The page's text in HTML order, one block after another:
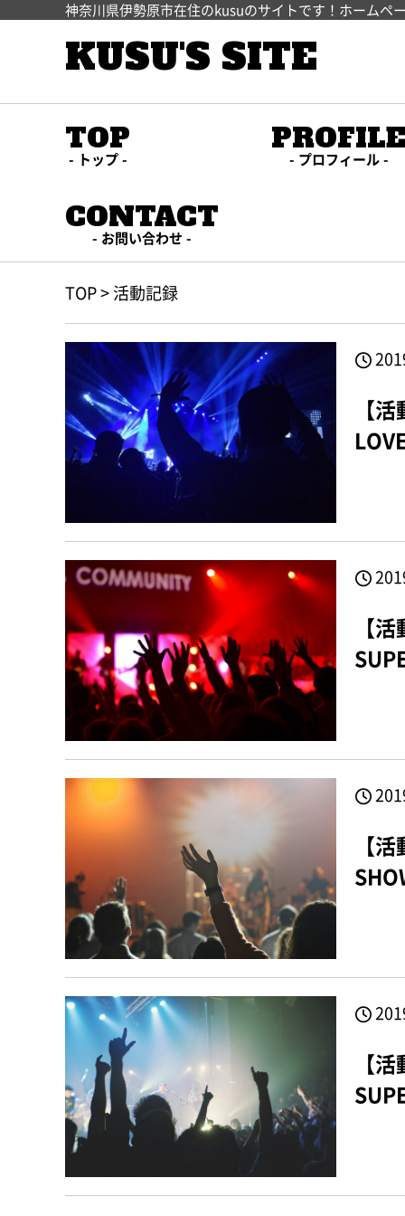
神奈川県伊勢原市在住のkusuのサイトです！ホームペ
KUSU'S SITE
TOP
トップ
PROFILE
プロフィール
CONTACT
お問い合わせ
TOP>活動記録
【
【
【
【